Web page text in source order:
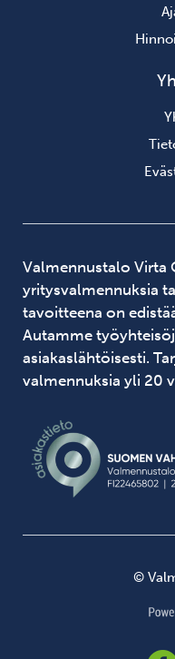
Valmennustalo Virta
yritysvalmennuksia
tavoitteena on
Autamme
asiakaslähtöisesti.
valmennuksia yli 20
©